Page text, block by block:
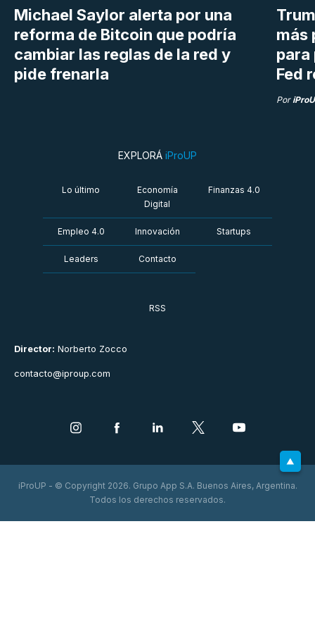
Michael Saylor alerta por una
reforma de Bitcoin que podría
cambiar las reglas de la red y
pide frenarla
más
para
Fed
Por
Director: Norberto Zocco
contacto@iproup.com
EXPLORÁ iProUP
Lo último
Economía
Digital
Finanzas 4.0
Empleo 4.0 Innovación Startups
Leaders Contacto
RSS
iProUP - © Copyright 2026. Grupo App S.A. Buenos Aires, Argentina.
Todos los derechos reservados.